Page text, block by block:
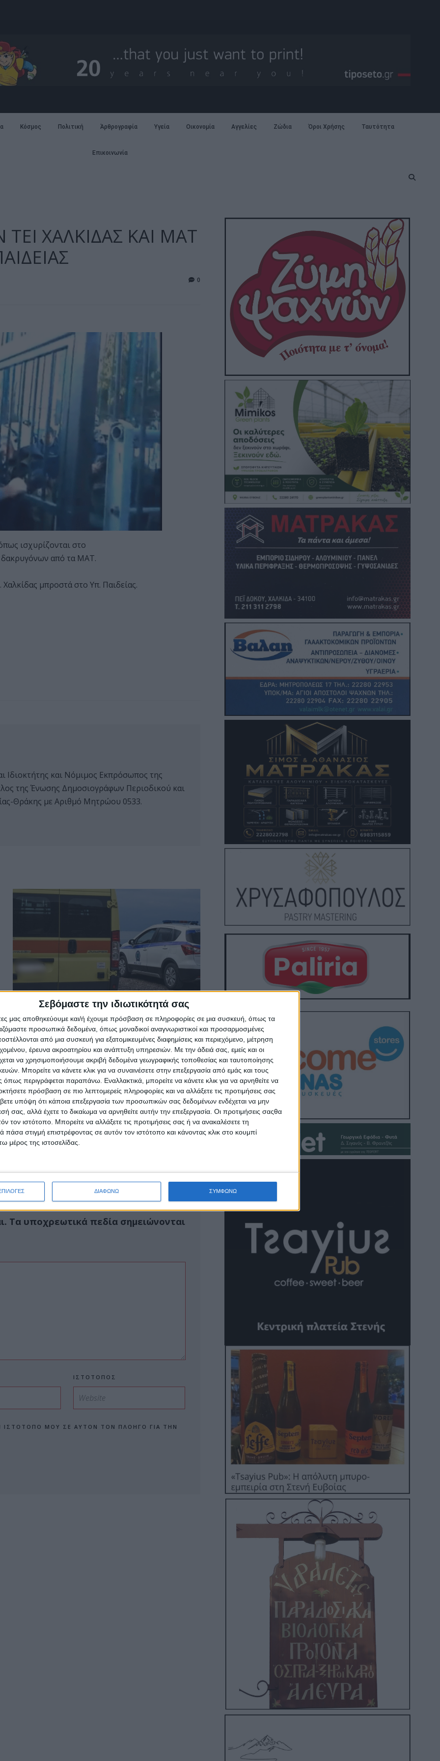
Σεβόμαστε την ιδιωτικότητά σας
μας αποθηκεύουμε και/ή έχουμε πρόσβαση σε πληροφορίες σε μια συσκευή, όπως τα
προσωπικά δεδομένα, όπως μοναδικοί αναγνωριστικοί και προσαρμοσμένες
από μια συσκευή για εξατομικευμένες διαφημίσεις και περιεχόμενο, μέτρηση
έρευνα ακροατηρίου και ανάπτυξη υπηρεσιών. Με την άδειά σας, εμείς και οι
να χρησιμοποιήσουμε ακριβή δεδομένα γεωγραφικής τοποθεσίας και ταυτοποίησης
Μπορείτε να κάνετε κλικ για να συναινέσετε στην επεξεργασία από εμάς και τους
περιγράφεται παραπάνω. Εναλλακτικά, μπορείτε να κάνετε κλικ για να αρνηθείτε να
πρόσβαση σε πιο λεπτομερείς πληροφορίες και να αλλάξετε τις προτιμήσεις σας
υπόψη ότι κάποια επεξεργασία των προσωπικών σας δεδομένων ενδέχεται να μην
σας, αλλά έχετε το δικαίωμα να αρνηθείτε αυτήν την επεξεργασία. Οι προτιμήσεις σαςθα
τον ιστότοπο. Μπορείτε να αλλάξετε τις προτιμήσεις σας ή να ανακαλέσετε τη
στιγμή επιστρέφοντας σε αυτόν τον ιστότοπο και κάνοντας κλικ στο κουμπί
μέρος της ιστοσελίδας.
ΔΙΑΦΩΝΩ ΣΥΜΦΩΝΩ
Κόσμος Πολιτική Άρθρογραφία Υγεία Οικονομία Αγγελίες Ζώδια Όροι Χρήσης Ταυτότητα
Επικοινωνία
ΧΑΛΚΙΔΑΣ ΚΑΙ ΜΑΤ
0
ισχυρίζονται στο
δακρυγόνων από τα ΜΑΤ.
μπροστά στο Υπ. Παιδείας.
Ιδιοκτήτης και Νόμιμος Εκπρόσωπος της
της Ένωσης Δημοσιογράφων Περιοδικού και
Θράκης με Αριθμό Μητρώου 0533.
Αλυκές:76χρονος ανασύρθηκε χωρίς
τις αισθήσεις του από τη θάλασσα
Σταμάτης Κ. Ρουσόδημος 7 ΑΥΓΟΎΣΤΟΥ 2026
ΣΤΑΔΙΟΥ
Τα υποχρεωτικά πεδία σημειώνονται
ΙΣΤΌΤΟΠΟΣ
ΜΟΥ ΣΕ ΑΥΤΌΝ ΤΟΝ ΠΛΟΗΓΌ ΓΙΑ ΤΗΝ